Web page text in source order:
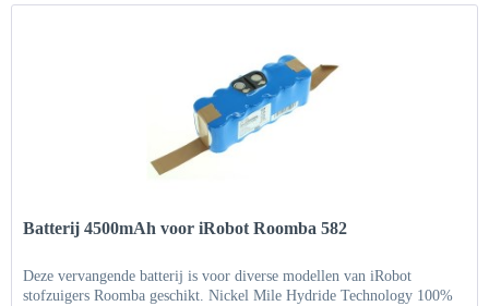
Batterij 4500mAh voor iRobot Roomba 582
Deze vervangende batterij is voor diverse modellen van iRobot
stofzuigers Roomba geschikt. Nickel Mile Hydride Technology 100%